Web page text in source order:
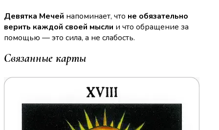
Девятка Мечей напоминает, что не обязательно
верить каждой своей мысли и что обращение за
помощью — это сила, а не слабость.
Связанные карты